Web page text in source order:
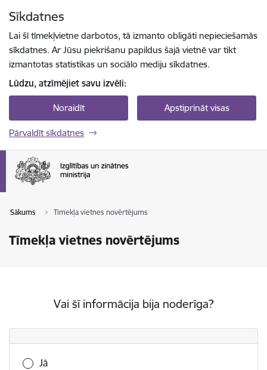
Sīkdatnes
Lai šī tīmekļvietne darbotos, tā izmanto obligāti nepieciešamās
sīkdatnes. Ar Jūsu piekrišanu papildus šajā vietnē var tikt
izmantotas statistikas un sociālo mediju sīkdatnes.
Lūdzu, atzīmējiet savu izvēli:
Noraidīt Apstiprināt visas
Pārvaldīt sīkdatnes
Sākums Tīmekļa vietnes novērtējums
Tīmekļa vietnes novērtējums
Vai šī informācija bija noderīga?
Vai šī informācija bija noderīga?
Jā